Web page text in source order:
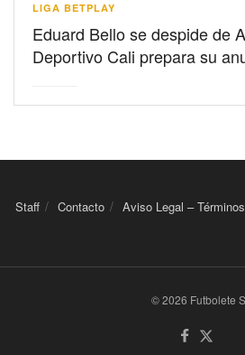
LIGA BETPLAY
Eduard Bello se despide de
Deportivo Cali prepara su
Staff Contacto Aviso Legal –
© 2026 Futbolete